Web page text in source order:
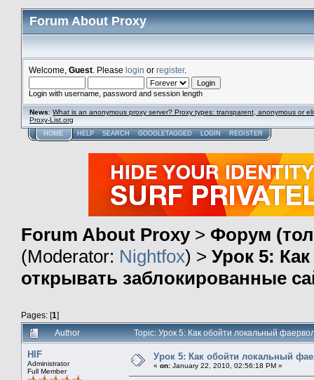
Forum About Proxy
Welcome, Guest . Please login or register.
Login with username, password and session length
News: What is an anonymous proxy server? Proxy types: transparent, anonymous or
Proxy-List.org
HOME HELP SEARCH GOOGLETAGGED LOGIN REGISTER
Forum About Proxy> Форум
(Moderator: Nightfox) > Урок 5:
открывать заблокированные
Pages: [1]
Author
Topic: Урок 5: Как обойти локальный
HIF
Administrator
Full Member
Урок 5: Как обойти локальный
« on: January 22, 2010, 02:56:18 PM »